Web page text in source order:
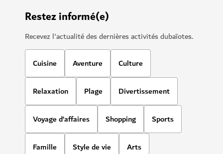
Restez informé(e)
Recevez l'actualité des dernières activités dubaïotes.
Cuisine Aventure Culture
Relaxation Plage Divertissement
Voyage d’affaires Shopping Sports
Famille Style de vie Arts